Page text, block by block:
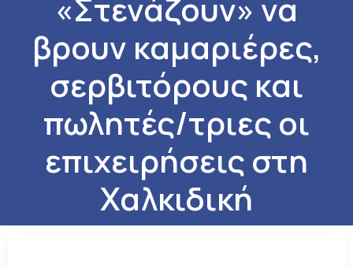
«Στενάζουν» να
βρουν καμαριέρες,
σερβιτόρους και
πωλητές/τριες οι
επιχειρήσεις στη
Χαλκιδική